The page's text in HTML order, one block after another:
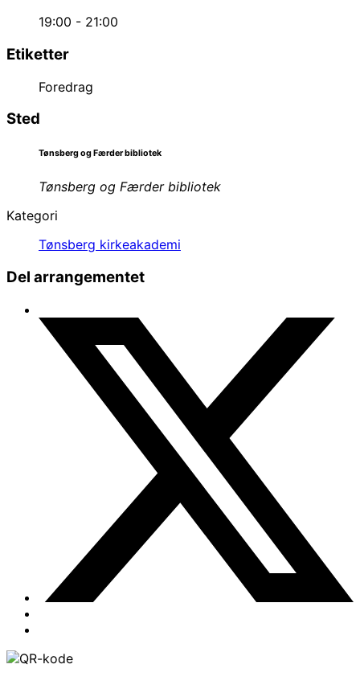
19:00 - 21:00
Etiketter
Foredrag
Sted
Tønsberg og Færder bibliotek
Tønsberg og Færder bibliotek
Kategori
Tønsberg kirkeakademi
Del arrangementet